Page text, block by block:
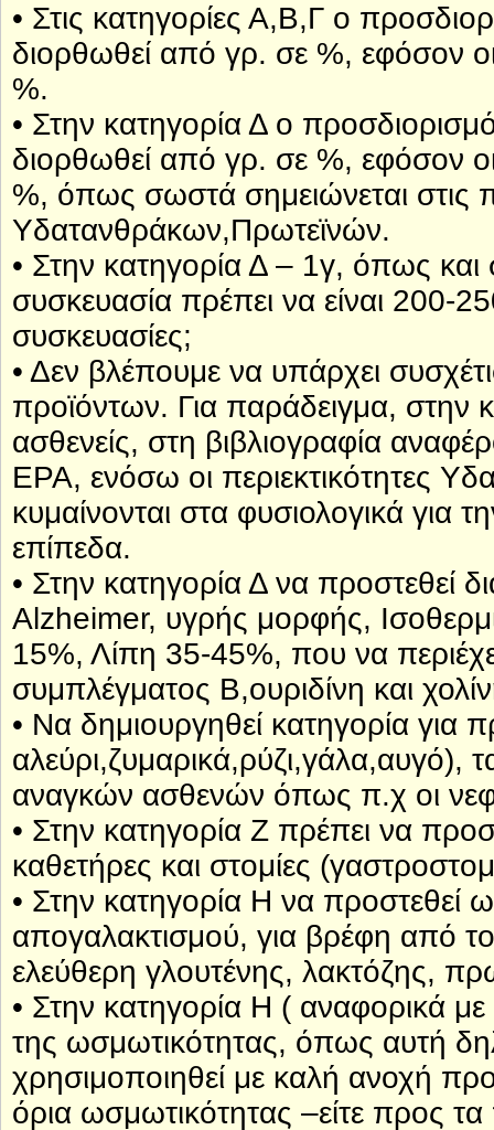
• Στις κατηγορίες Α,Β,Γ ο
διορθωθεί από γρ. σε %, εφόσον
%.
• Στην κατηγορία Δ ο
διορθωθεί από γρ. σε %, εφόσον
%, όπως σωστά σημειώνεται στις
Υδατανθράκων,Πρωτεϊνών.
• Στην κατηγορία Δ – 1γ, όπως και
συσκευασία πρέπει να είναι 200-
συσκευασίες;
• Δεν βλέπουμε να υπάρχει
προϊόντων. Για παράδειγμα, στην
ασθενείς, στη βιβλιογραφία
EPA, ενόσω οι περιεκτικότητες
κυμαίνονται στα φυσιολογικά
επίπεδα.
• Στην κατηγορία Δ να προστεθεί
Alzheimer, υγρής μορφής,
15%, Λίπη 35-45%, που να
συμπλέγματος Β,ουριδίνη και
• Να δημιουργηθεί κατηγορία για
αλεύρι,ζυμαρικά,ρύζι,γάλα,αυγό),
αναγκών ασθενών όπως π.χ οι
• Στην κατηγορία Ζ πρέπει να
καθετήρες και στομίες
• Στην κατηγορία Η να προστεθεί
απογαλακτισμού, για βρέφη από
ελεύθερη γλουτένης, λακτόζης,
• Στην κατηγορία Η ( αναφορικά
της ωσμωτικότητας, όπως αυτή
χρησιμοποιηθεί με καλή ανοχή
όρια ωσμωτικότητας –είτε προς